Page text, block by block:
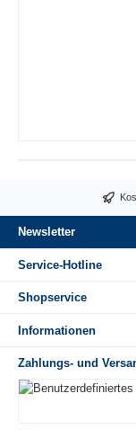
Newsletter
Service-Hotline
Shopservice
Informationen
Zahlungs- und